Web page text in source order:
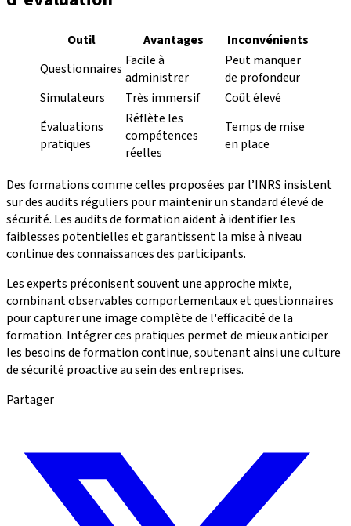
Outil Avantages
Inconvénients
Questionnaires Facile à
administrer
Peut manquer
de profondeur
Simulateurs
Très immersif
Coût élevé
Évaluations
pratiques
Réflète les
compétences
réelles
Temps de mise
en place
Des formations comme celles proposées par l’INRS insistent
sur des audits réguliers pour maintenir un standard élevé de
sécurité. Les audits de formation aident à identifier les
faiblesses potentielles et garantissent la mise à niveau
continue des connaissances des participants.
Les experts préconisent souvent une approche mixte,
combinant observables comportementaux et questionnaires
pour capturer une image complète de l'efficacité de la
formation. Intégrer ces pratiques permet de mieux anticiper
les besoins de formation continue, soutenant ainsi une culture
de sécurité proactive au sein des entreprises.
Partager